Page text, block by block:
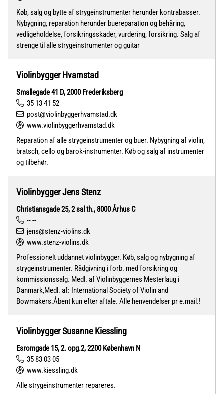
Køb, salg og bytte af strygeinstrumenter herunder kontrabasser.
Nybygning, reparation herunder buereparation og behåring,
vedligeholdelse, forsikringsskader, vurdering, forsikring. Salg af
strenge til alle strygeinstrumenter og guitar
Violinbygger Hvamstad
Smallegade 41 D, 2000 Frederiksberg
35 13 41 52
post@violinbyggerhvamstad.dk
www.violinbyggerhvamstad.dk
Reparation af alle strygeinstrumenter og buer. Nybygning af violin,
bratsch, cello og barok-instrumenter. Køb og salg af instrumenter
og tilbehør.
Violinbygger Jens Stenz
Christiansgade 25, 2 sal th., 8000 Århus C
-- --
jens@stenz-violins.dk
www.stenz-violins.dk
Professionelt uddannet violinbygger. Køb, salg og nybygning af
strygeinstrumenter. Rådgivning i forb. med forsikring og
kommissionssalg. Medl. af Violinbyggernes Mesterlaug i
Danmark,Medl. af: International Society of Violin and
Bowmakers.Åbent kun efter aftale. Alle henvendelser pr e.mail.!
Violinbygger Susanne Kiessling
Esromgade 15, 2. opg.2, 2200 København N
35 83 03 05
www.kiessling.dk
Alle strygeinstrumenter repareres.